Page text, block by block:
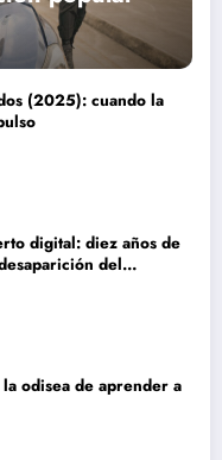
(2025): cuando la
digital: diez años de
del
odisea de aprender a